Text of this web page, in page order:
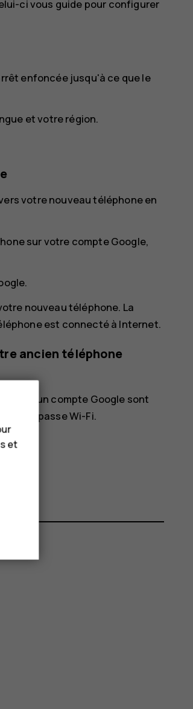
ci vous guide pour configurer
enfoncée jusqu'à ce que le
et votre région.
votre nouveau téléphone en
sur votre compte Google,
.
nouveau téléphone. La
est connecté à Internet.
ancien téléphone
vers un compte Google sont
de passe Wi-Fi.
et